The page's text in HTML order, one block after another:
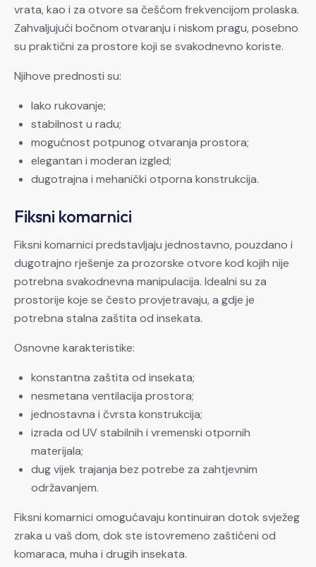
vrata, kao i za otvore sa češćom frekvencijom prolaska.
Zahvaljujući bočnom otvaranju i niskom pragu, posebno
su praktični za prostore koji se svakodnevno koriste.
Njihove prednosti su:
lako rukovanje;
stabilnost u radu;
mogućnost potpunog otvaranja prostora;
elegantan i moderan izgled;
dugotrajna i mehanički otporna konstrukcija.
Fiksni komarnici
Fiksni komarnici predstavljaju jednostavno, pouzdano i
dugotrajno rješenje za prozorske otvore kod kojih nije
potrebna svakodnevna manipulacija. Idealni su za
prostorije koje se često provjetravaju, a gdje je
potrebna stalna zaštita od insekata.
Osnovne karakteristike:
konstantna zaštita od insekata;
nesmetana ventilacija prostora;
jednostavna i čvrsta konstrukcija;
izrada od UV stabilnih i vremenski otpornih
materijala;
dug vijek trajanja bez potrebe za zahtjevnim
održavanjem.
Fiksni komarnici omogućavaju kontinuiran dotok svježeg
zraka u vaš dom, dok ste istovremeno zaštićeni od
komaraca, muha i drugih insekata.